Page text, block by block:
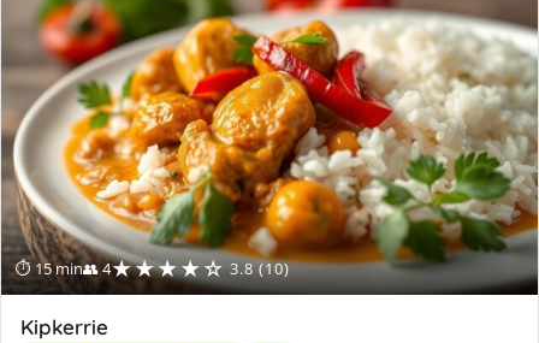
⏱ 15 min👥 4★★★★☆ 3.8 (10)
Kipkerrie